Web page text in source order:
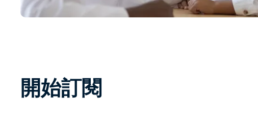
開始訂閱